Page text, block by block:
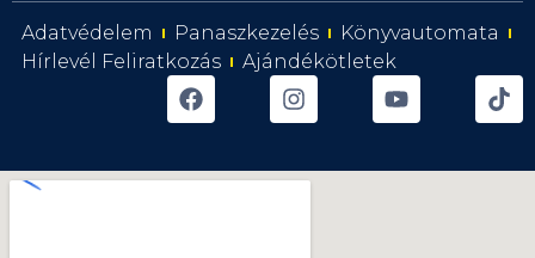
Adatvédelem Panaszkezelés
Könyvautomata
Hírlevél Feliratkozás
Ajándékötletek